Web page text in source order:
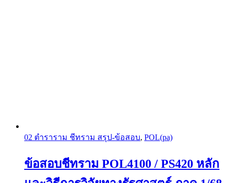
02 ตำราราม ชีทราม สรุป-ข้อสอบ, POL(pa)
ข้อสอบชีทราม POL4100 / PS420 หลัก